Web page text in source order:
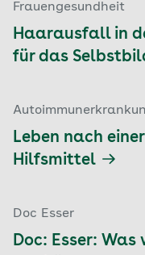
Frauengesundheit
Haarausfall in
für das
Leben nach
Hilfsmittel
Doc Esser
Doc: Esser: